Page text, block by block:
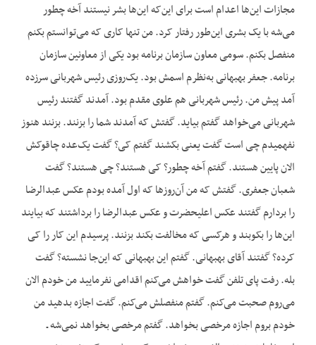
مجازات این‌ها اعدام است برای این‌که این‌ها بشر نیستند آخه چطور
می‌شه با یک بشری این‌طور رفتار کرد. من تنها کاری که می‌توانستم بکنم
منفصل بکنم. سومی معاون سازمان برنامه بود یکی از معاونین سازمان
برنامه. جعفر بهبهانی به‌نظرم اسمش بود. یک‌روزی رئیس شهربانی سرزده
آمد پیش من. رئیس شهربانی هم علوی مقدم بود. آمدند گفتند رئیس
شهربانی می‌خواهد گفتم بیاید. گفتش که آمدند شما را بزنند. بزنند هنوز
نفهمیدم چی است گفت یعنی بکشند گفتم کی؟ گفت یک‌عده چاقوکش
الان پایین هستند. گفتم آخه چطور؟ کی هستند؟ چی هستند؟ گفت
شعبان جعفری. گفتش که من آن‌روزها که اول آمده بودم عکس عبدالرضا
را بردارم گفتند عکس اعلیحضرت و عکس عبدالرضا را برداشتند که بیایند
این‌ها را بکوبند و هرکسی که مخالفت بکند بزنند. پرسیدم این کار را کی
کرده؟ گفتند آقای بهبهانی. گفتم این بهبهانی که این‌جا نشسته؟ گفت
بله. رفت پای تلفن گفت خواهش می‌کنم اقدامی نفرمایید من خودم الان
می‌روم صحبت می‌کنم. گفتم منفصلش می‌کنم. گفت اجازه بدهید من
خودم بروم اجازه مرخصی بخواهد. گفتم مرخصی بخواهد نمی‌شه ـ